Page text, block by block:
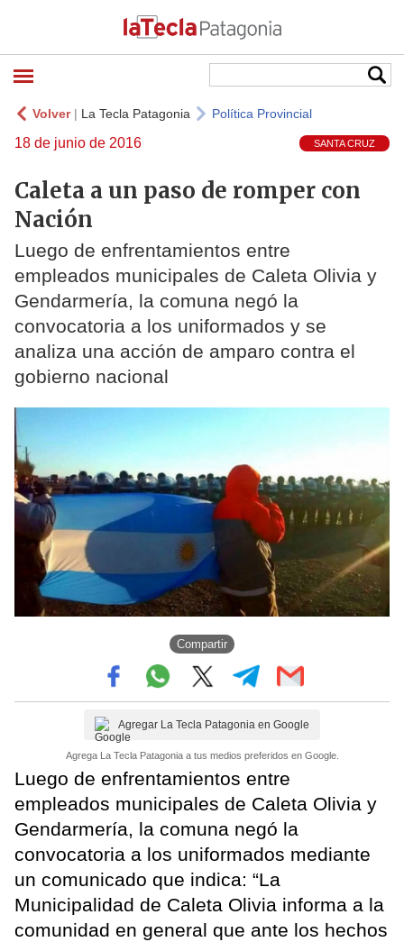
Volver| La Tecla Patagonia Política Provincial
18 de junio de 2016 SANTA CRUZ
Caleta a un paso de romper con
Nación
Luego de enfrentamientos entre
empleados municipales de Caleta Olivia y
Gendarmería, la comuna negó la
convocatoria a los uniformados y se
analiza una acción de amparo contra el
gobierno nacional
Compartir
Agregar La Tecla Patagonia en Google
Agrega La Tecla Patagonia a tus medios preferidos en Google.
Luego de enfrentamientos entre
empleados municipales de Caleta Olivia y
Gendarmería, la comuna negó la
convocatoria a los uniformados mediante
un comunicado que indica: “La
Municipalidad de Caleta Olivia informa a la
comunidad en general que ante los hechos